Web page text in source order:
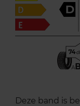
D
74
A
Deze band is